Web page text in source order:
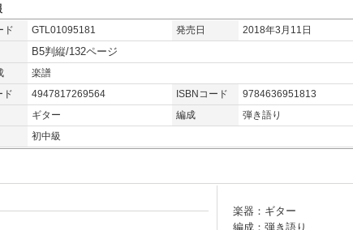
ド GTL01095181 発売日
2018年3月11日
B5判縦/132ページ
楽譜
ド
4947817269564 ISBNコード
9784636951813
ギター 編成
弾き語り
初中級
楽器：ギター
編成：弾き語り